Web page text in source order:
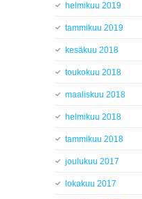
helmikuu 2019
tammikuu 2019
kesäkuu 2018
toukokuu 2018
maaliskuu 2018
helmikuu 2018
tammikuu 2018
joulukuu 2017
lokakuu 2017